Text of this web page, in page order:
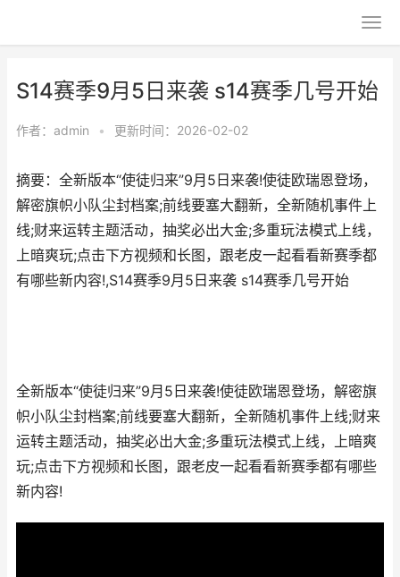
S14赛季9月5日来袭 s14赛季几号开始
作者： admin • 更新时间：2026-02-02
摘要：全新版本“使徒归来”9月5日来袭!使徒欧瑞恩登场，
解密旗帜小队尘封档案;前线要塞大翻新，全新随机事件上
线;财来运转主题活动，抽奖必出大金;多重玩法模式上线，
上暗爽玩;点击下方视频和长图，跟老皮一起看看新赛季都
有哪些新内容!,S14赛季9月5日来袭 s14赛季几号开始
全新版本“使徒归来”9月5日来袭!使徒欧瑞恩登场，解密旗
帜小队尘封档案;前线要塞大翻新，全新随机事件上线;财来
运转主题活动，抽奖必出大金;多重玩法模式上线，上暗爽
玩;点击下方视频和长图，跟老皮一起看看新赛季都有哪些
新内容!